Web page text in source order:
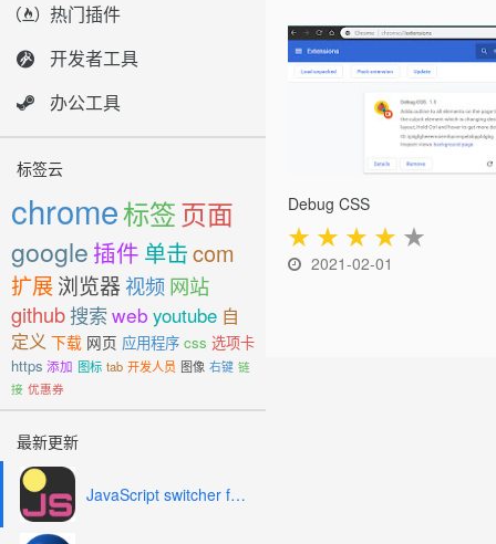
热门插件
开发者工具
办公工具
标签云
chrome标签页面
google 插件 单击com
扩展浏览器 视频网站
github搜索web youtube 自
定义 下载 网页 应用程序 css 选项卡
https 添加 图标 tab 开发人员 图像 右键 链
接 优惠券
最新更新
JavaScript switcher for SEO and development
Debug CSS
★ ★ ★ ★ ★
2021-02-01